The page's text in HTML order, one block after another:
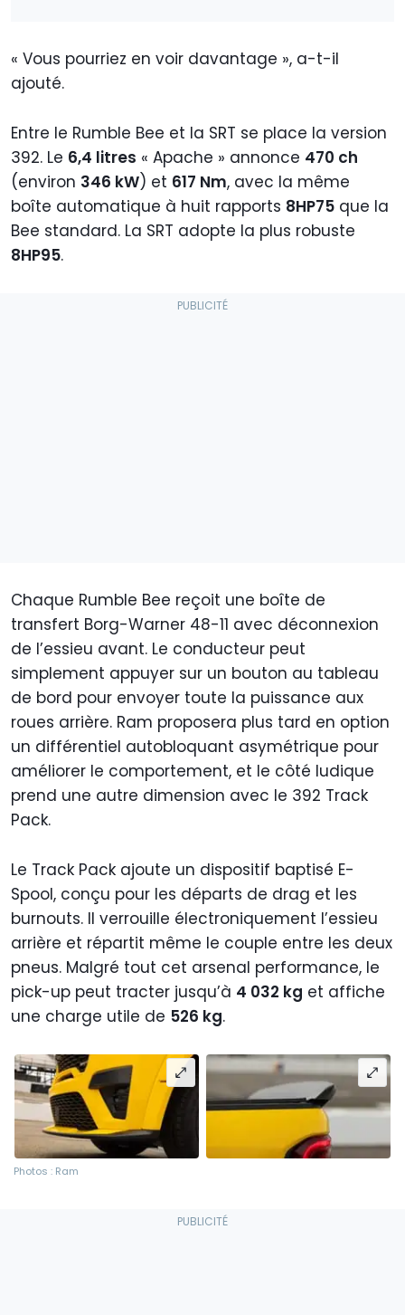
« Vous pourriez en voir davantage », a-t-il
ajouté.
Entre le Rumble Bee et la SRT se place la version
392. Le 6,4 litres « Apache » annonce 470 ch
(environ 346 kW) et 617 Nm, avec la même
boîte automatique à huit rapports 8HP75 que la
Bee standard. La SRT adopte la plus robuste
8HP95.
Chaque Rumble Bee reçoit une boîte de
transfert Borg-Warner 48-11 avec déconnexion
de l’essieu avant. Le conducteur peut
simplement appuyer sur un bouton au tableau
de bord pour envoyer toute la puissance aux
roues arrière. Ram proposera plus tard en option
un différentiel autobloquant asymétrique pour
améliorer le comportement, et le côté ludique
prend une autre dimension avec le 392 Track
Pack.
Le Track Pack ajoute un dispositif baptisé E-
Spool, conçu pour les départs de drag et les
burnouts. Il verrouille électroniquement l’essieu
arrière et répartit même le couple entre les deux
pneus. Malgré tout cet arsenal performance, le
pick-up peut tracter jusqu’à 4 032 kg et affiche
une charge utile de 526 kg.
Photos : Ram